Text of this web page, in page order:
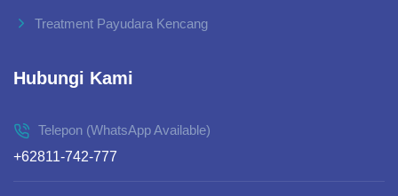
Treatment Payudara Kencang
Hubungi Kami
Telepon (WhatsApp Available)
+62811-742-777